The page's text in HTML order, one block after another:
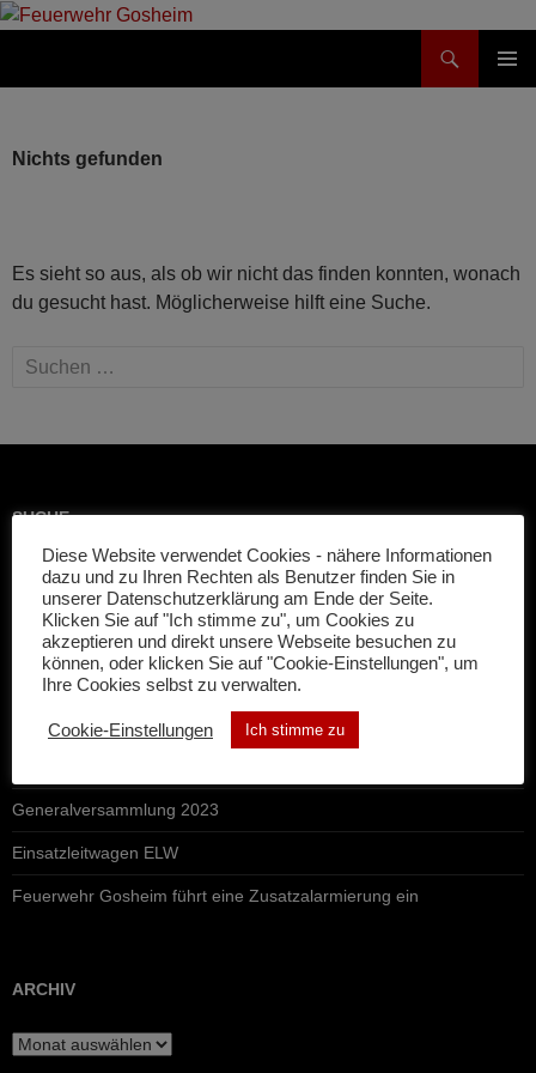
Nichts gefunden
Es sieht so aus, als ob wir nicht das finden konnten, wonach
du gesucht hast. Möglicherweise hilft eine Suche.
Suchen
SUCHE
Suchen
nach:
AKTUELL
Kinderferienprogramm 2023
Generalversammlung 2023
Einsatzleitwagen ELW
Feuerwehr Gosheim führt eine Zusatzalarmierung ein
ARCHIV
Archiv
Diese Website verwendet Cookies - nähere Informationen
dazu und zu Ihren Rechten als Benutzer finden Sie in
unserer Datenschutzerklärung am Ende der Seite.
Klicken Sie auf "Ich stimme zu", um Cookies zu
akzeptieren und direkt unsere Webseite besuchen zu
können, oder klicken Sie auf "Cookie-Einstellungen", um
Ihre Cookies selbst zu verwalten.
Cookie-Einstellungen Ich stimme zu